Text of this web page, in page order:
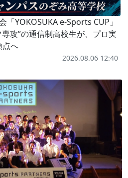
「YOKOSUKA e-Sports CUP」
攻”の通信制高校生が、プロ実
点へ
2026.08.06 12:40